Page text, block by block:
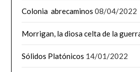
Colonia abrecaminos 08/04/2022
Morrigan, la diosa celta de la
Sólidos Platónicos 14/01/2022